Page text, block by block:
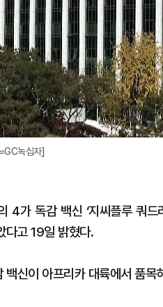
녹십자]
4가 독감 백신 ‘지씨플루 쿼
다고 19일 밝혔다.
백신이 아프리카 대륙에서 품목